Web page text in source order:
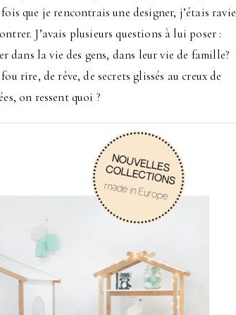
que je rencontrais une designer, j’étais ravie
J’avais plusieurs questions à lui poser :
dans la vie des gens, dans leur vie de famille?
rire, de rêve, de secrets glissés au creux de
on ressent quoi ?